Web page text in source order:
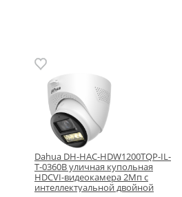
Dahua DH-HAC-HDW1200TQP-IL-
T-0360B уличная купольная
HDCVI-видеокамера 2Мп с
интеллектуальной двойной